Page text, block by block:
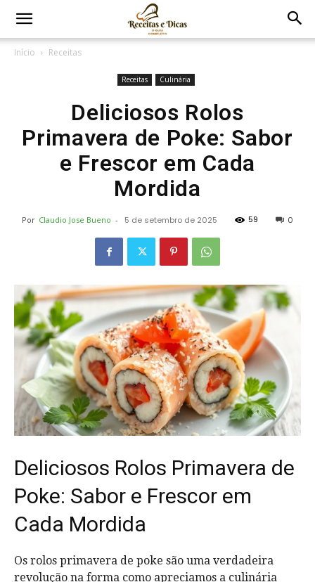
Início Receitas
Receitas Culinária
Deliciosos Rolos
Primavera de Poke: Sabor
e Frescor em Cada
Mordida
Por Claudio Jose Bueno - 5 de setembro de 2025 59 0
Deliciosos Rolos Primavera de
Poke: Sabor e Frescor em
Cada Mordida
Os rolos primavera de poke são uma verdadeira
revolução na forma como apreciamos a culinária